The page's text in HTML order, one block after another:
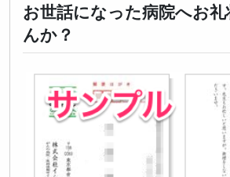
お世話になった病院へお
んか？